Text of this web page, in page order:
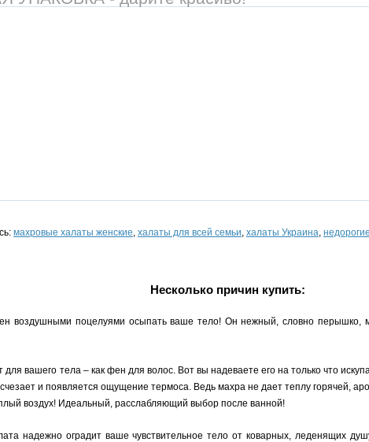
махровые халаты женские, халаты для всей семьи, халаты Украина,
Несколько причин купить:
воздушными поцелуями осыпать ваше тело! Он нежный, словно перышко,
для вашего тела – как фен для волос. Вот вы надеваете его на только что
и появляется ощущение термоса. Ведь махра не дает теплу горячей,
воздух! Идеальный, расслабляющий выбор после ванной!
надежно оградит ваше чувствительное тело от коварных, леденящих